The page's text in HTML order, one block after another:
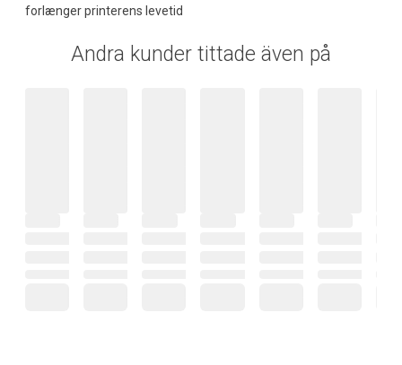
forlænger printerens levetid
Andra kunder tittade även på